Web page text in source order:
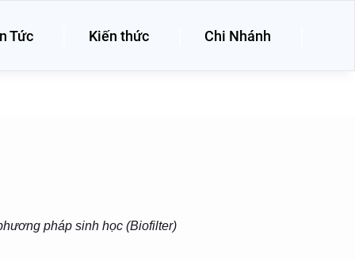
Tức Kiến thức Chi Nhánh
pháp sinh học (Biofilter)